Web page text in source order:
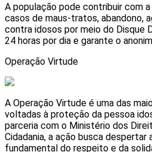
A população pode contribuir com
casos de maus-tratos, abandono,
contra idosos por meio do Disque
24 horas por dia e garante o
Operação Virtude
A Operação Virtude é uma das
voltadas à proteção da pessoa
parceria com o Ministério dos
Cidadania, a ação busca despertar
fundamental do respeito e da